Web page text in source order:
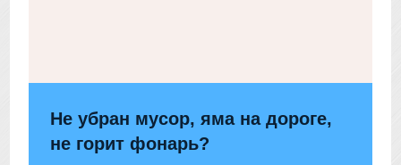
Не убран мусор, яма на дороге,
не горит фонарь?